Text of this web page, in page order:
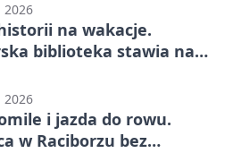
2026
na wakacje.
biblioteka stawia na
2026
i jazda do rowu.
w Raciborzu bez